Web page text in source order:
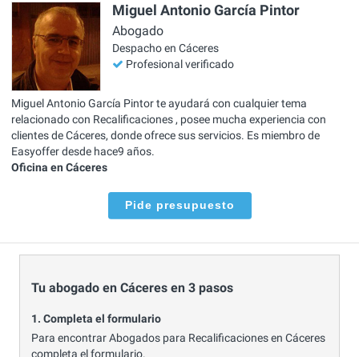
Miguel Antonio García Pintor
Abogado
Despacho en Cáceres
Profesional verificado
Miguel Antonio García Pintor te ayudará con cualquier tema
relacionado con Recalificaciones , posee mucha experiencia con
clientes de Cáceres, donde ofrece sus servicios. Es miembro de
Easyoffer desde hace9 años.
Oficina en Cáceres
Pide presupuesto
Tu abogado en Cáceres en 3 pasos
1. Completa el formulario
Para encontrar Abogados para Recalificaciones en Cáceres
completa el formulario.